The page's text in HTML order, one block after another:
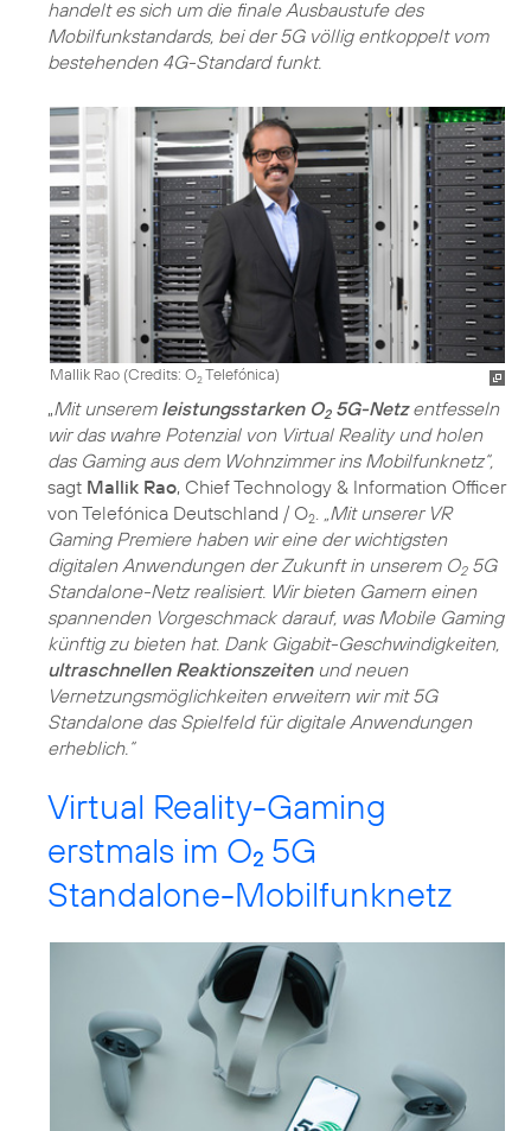
handelt es sich um die finale Ausbaustufe des
Mobilfunkstandards, bei der 5G völlig entkoppelt vom
bestehenden 4G-Standard funkt.
Mallik Rao (Credits: O2Telefónica)
„Mit unserem leistungsstarken O25G-Netzentfesseln
wir das wahre Potenzial von Virtual Reality und holen
das Gaming aus dem Wohnzimmer ins Mobilfunknetz“,
sagt Mallik Rao, Chief Technology & Information Officer
von Telefónica Deutschland / O2. „Mit unserer VR
Gaming Premiere haben wir eine der wichtigsten
digitalen Anwendungen der Zukunft in unserem O25G
Standalone-Netz realisiert. Wir bieten Gamern einen
spannenden Vorgeschmack darauf, was Mobile Gaming
künftig zu bieten hat. Dank Gigabit-Geschwindigkeiten,
ultraschnellen Reaktionszeitenund neuen
Vernetzungsmöglichkeiten erweitern wir mit 5G
Standalone das Spielfeld für digitale Anwendungen
erheblich.“
Virtual Reality-Gaming
erstmals im O2 5G
Standalone-Mobilfunknetz